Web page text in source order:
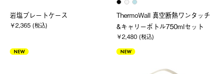
岩塩プレートケース
￥2,365 (税込)
ThermoWall 真空断熱ワンタッチ
&キャリーボトル750mlセット
￥2,480 (税込)
NEW NEW